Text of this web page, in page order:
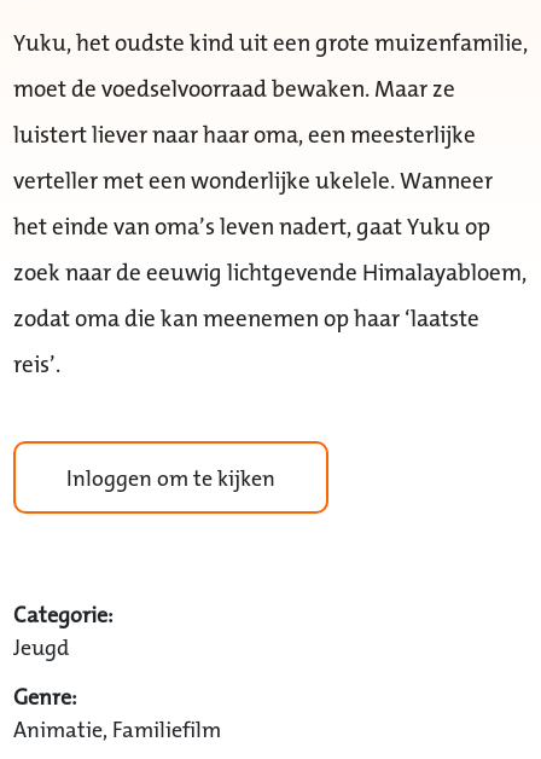
Yuku, het oudste kind uit een grote muizenfamilie,
moet de voedselvoorraad bewaken. Maar ze
luistert liever naar haar oma, een meesterlijke
verteller met een wonderlijke ukelele. Wanneer
het einde van oma’s leven nadert, gaat Yuku op
zoek naar de eeuwig lichtgevende Himalayabloem,
zodat oma die kan meenemen op haar ‘laatste
reis’.
Inloggen om te kijken
Categorie:
Jeugd
Genre:
Animatie, Familiefilm